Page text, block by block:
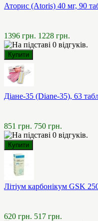
Аторис (Atoris) 40 мг, 90
1396 грн. 1228 грн.
Діане-35 (Diane-35), 63
851 грн. 750 грн.
Літіум карбонікум GSK
620 грн. 517 грн.